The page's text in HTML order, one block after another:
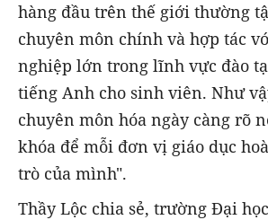
hàng đầu trên thế giới thường
chuyên môn chính và hợp tác
nghiệp lớn trong lĩnh vực đào
tiếng Anh cho sinh viên. Như
chuyên môn hóa ngày càng rõ
khóa để mỗi đơn vị giáo dục
trò của mình".
Thầy Lộc chia sẻ, trường Đại